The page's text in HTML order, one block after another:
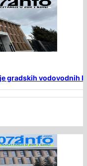
gradskih vodovodnih